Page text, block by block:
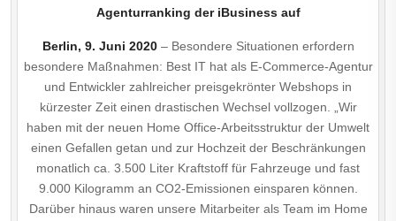
Agenturranking der iBusiness auf
Berlin, 9. Juni 2020 – Besondere Situationen erfordern
besondere Maßnahmen: Best IT hat als E-Commerce-Agentur
und Entwickler zahlreicher preisgekrönter Webshops in
kürzester Zeit einen drastischen Wechsel vollzogen. „Wir
haben mit der neuen Home Office-Arbeitsstruktur der Umwelt
einen Gefallen getan und zur Hochzeit der Beschränkungen
monatlich ca. 3.500 Liter Kraftstoff für Fahrzeuge und fast
9.000 Kilogramm an CO2-Emissionen einsparen können.
Darüber hinaus waren unsere Mitarbeiter als Team im Home